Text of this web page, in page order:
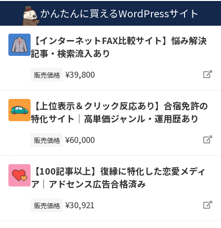
かんたんに買えるWordPressサイト
【インターネットFAX比較サイト】悩み解決
記事・検索流入あり
販売価格 ¥39,800
【上位表示＆クリック反応あり】合宿免許の
特化サイト｜高単価ジャンル・運用歴あり
販売価格 ¥60,000
【100記事以上】復縁に特化した恋愛メディ
ア｜アドセンス広告合格済み
販売価格 ¥30,921